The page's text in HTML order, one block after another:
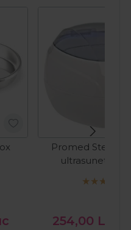
Promed
ultrasunete
254,00 LEI